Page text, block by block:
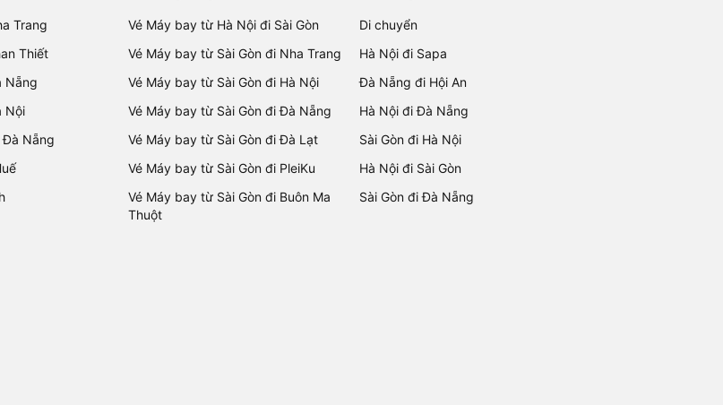
Trang
Thiết
Nẵng
Nội
Đà Nẵng
Vé Máy bay từ Hà Nội đi Sài Gòn
Vé Máy bay từ Sài Gòn đi Nha Trang
Vé Máy bay từ Sài Gòn đi Hà Nội
Vé Máy bay từ Sài Gòn đi Đà Nẵng
Vé Máy bay từ Sài Gòn đi Đà Lạt
Vé Máy bay từ Sài Gòn đi PleiKu
Vé Máy bay từ Sài Gòn đi Buôn Ma
Thuột
Di chuyển
Hà Nội đi Sapa
Đà Nẵng đi Hội An
Hà Nội đi Đà Nẵng
Sài Gòn đi Hà Nội
Hà Nội đi Sài Gòn
Sài Gòn đi Đà Nẵng